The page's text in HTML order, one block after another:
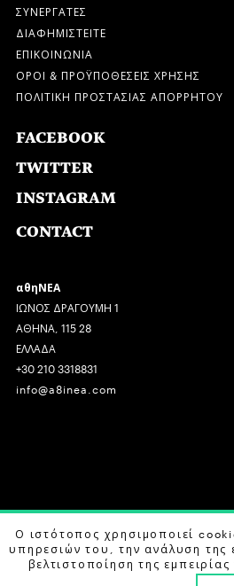
ΣΥΝΕΡΓΑΤΕΣ
ΔΙΑΦΗΜΙΣΤΕΙΤΕ
ΕΠΙΚΟΙΝΩΝΙΑ
ΟΡΟΙ & ΠΡΟΫΠΟΘΕΣΕΙΣ ΧΡΗΣΗΣ
ΠΟΛΙΤΙΚΗ ΠΡΟΣΤΑΣΙΑΣ ΑΠΟΡΡΗΤΟΥ
FACEBOOK
TWITTER
INSTAGRAM
CONTACT
αθηΝΕΑ
ΙΩΝΟΣ ΔΡΑΓΟΥΜΗ 1
ΑΘΗΝΑ, 115 28
ΕΛΛΑΔΑ
+30 210 3318831
info@a8inea.com
COPYRIGHT © 2026 αθηΝΕΑ, ALL
DESIGN BY G DESIGN STUDIO.
Ο ιστότοπος χρησιμοποιεί
υπηρεσιών του, την ανάλυση της
βελτιστοποίηση της